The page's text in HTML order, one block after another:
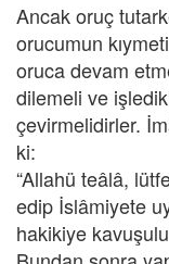
Ancak oruç
orucumun
oruca devam
dilemeli ve
çevirmelidirler.
ki:
“Allahü teâlâ,
edip İslâmiyete
hakikiye